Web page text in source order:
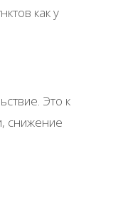
как у
Это к
снижение